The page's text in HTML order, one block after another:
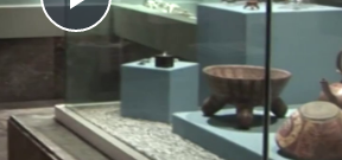
Play
Video